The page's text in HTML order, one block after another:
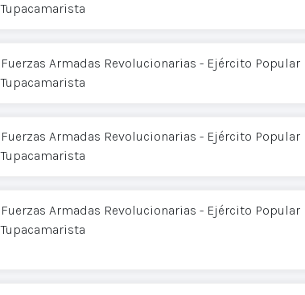
Tupacamarista
Fuerzas Armadas Revolucionarias - Ejército Popular
Tupacamarista
Fuerzas Armadas Revolucionarias - Ejército Popular
Tupacamarista
Fuerzas Armadas Revolucionarias - Ejército Popular
Tupacamarista